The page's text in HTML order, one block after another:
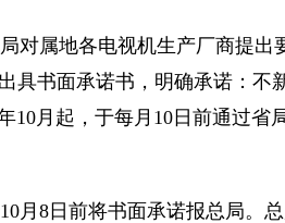
对属地各电视机生产厂商提
具书面承诺书，明确承诺：不
10月起，于每月10日前通过省
月8日前将书面承诺报总局。